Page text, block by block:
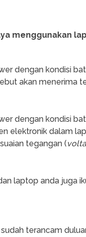
menggunakan
dengan kondisi
akan menerima
dengan kondisi
elektronik dalam
tegangan (
laptop anda juga
terancam